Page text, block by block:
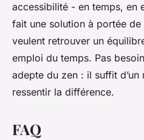
accessibilité - en temps, en
fait une solution à portée
veulent retrouver un
emploi du temps. Pas
adepte du zen : il suffit d’un
ressentir la différence.
FAQ